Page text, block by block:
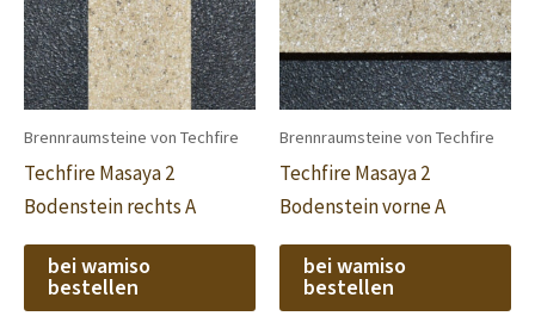
Brennraumsteine von Techfire
Techfire Masaya 2
Bodenstein rechts A
bei wamiso
bestellen
Brennraumsteine von Techfire
Techfire Masaya 2
Bodenstein vorne A
bei wamiso
bestellen